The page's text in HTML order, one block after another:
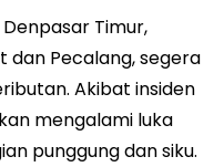
Timur,
Pecalang, segera
Akibat insiden
mengalami luka
punggung dan siku.